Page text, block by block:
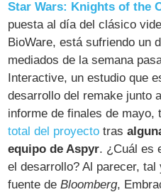
Star Wars: Knights of the
puesta al día del clásico
BioWare, está sufriendo un
mediados de la semana
Interactive, un estudio que
desarrollo del remake junto
informe de finales de
total del proyecto tras
equipo de Aspyr. ¿Cuál es
el desarrollo? Al parecer,
fuente deBloomberg,